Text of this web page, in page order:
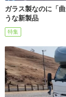
ガラス製なのに「
うな新製品
特集